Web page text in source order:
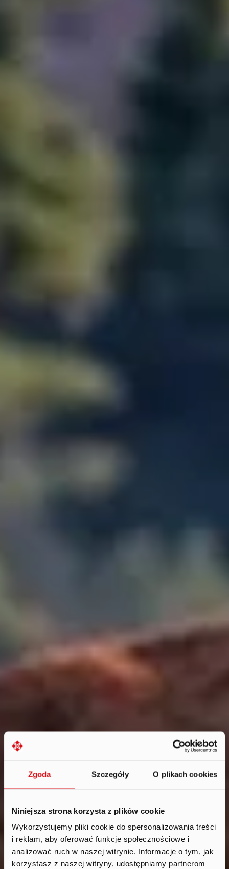
Zgoda Szczegóły O plikach cookies
Niniejsza strona korzysta z plików cookie
Wykorzystujemy pliki cookie do spersonalizowania treści
i reklam, aby oferować funkcje społecznościowe i
analizować ruch w naszej witrynie. Informacje o tym, jak
korzystasz z naszej witryny, udostępniamy partnerom
News.
2024